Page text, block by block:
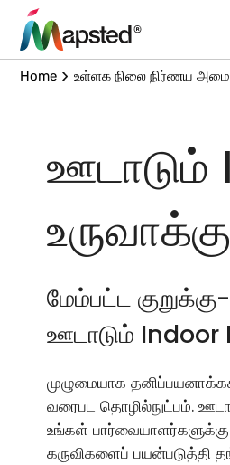
Home உள்ளக நிலை நிர்ணய
மேம்பட்ட
ஊடாடும் Indoor
முழுமையாக
வரைபட தொழில்நுட்பம்.
உங்கள்
கருவிகளைப் பயன்படுத்தி